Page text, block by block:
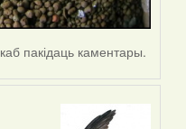
каб пакідаць каментары.